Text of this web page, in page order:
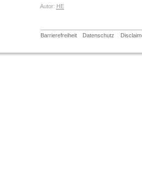
Autor: HE
Barrierefreiheit Datenschutz